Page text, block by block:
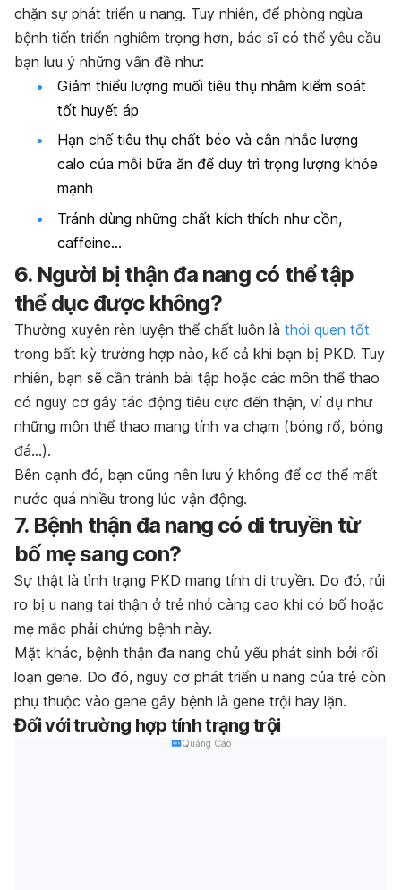
chặn sự phát triển u nang. Tuy nhiên, để phòng ngừa
bệnh tiến triển nghiêm trọng hơn, bác sĩ có thể yêu cầu
bạn lưu ý những vấn đề như:
Giảm thiểu lượng muối tiêu thụ nhằm kiểm soát
tốt huyết áp
Hạn chế tiêu thụ chất béo và cân nhắc lượng
calo của mỗi bữa ăn để duy trì trọng lượng khỏe
mạnh
Tránh dùng những chất kích thích như cồn,
caffeine…
6. Người bị thận đa nang có thể tập
thể dục được không?
Thường xuyên rèn luyện thể chất luôn là thói quen tốt
trong bất kỳ trường hợp nào, kể cả khi bạn bị PKD. Tuy
nhiên, bạn sẽ cần tránh bài tập hoặc các môn thể thao
có nguy cơ gây tác động tiêu cực đến thận, ví dụ như
những môn thể thao mang tính va chạm (bóng rổ, bóng
đá…).
Bên cạnh đó, bạn cũng nên lưu ý không để cơ thể mất
nước quá nhiều trong lúc vận động.
7. Bệnh thận đa nang có di truyền từ
bố mẹ sang con?
Sự thật là tình trạng PKD mang tính di truyền. Do đó, rủi
ro bị u nang tại thận ở trẻ nhỏ càng cao khi có bố hoặc
mẹ mắc phải chứng bệnh này.
Mặt khác, bệnh thận đa nang chủ yếu phát sinh bởi rối
loạn gene. Do đó, nguy cơ phát triển u nang của trẻ còn
phụ thuộc vào gene gây bệnh là gene trội hay lặn.
Đối với trường hợp tính trạng trội
Quảng Cáo